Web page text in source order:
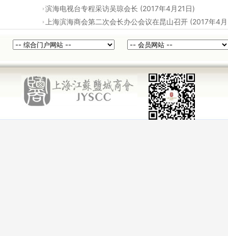
滨海电视台专程采访吴琼会长 (2017年4月21日)
上海滨海商会第二次会长办公会议在昆山召开 (2017年4